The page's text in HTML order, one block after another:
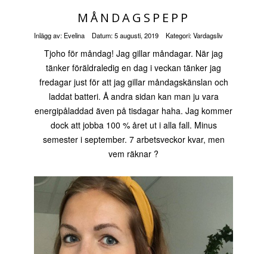
MÅNDAGSPEPP
Inlägg av: Evelina Datum:5 augusti, 2019 Kategori:Vardagsliv
Tjoho för måndag! Jag gillar måndagar. När jag
tänker föräldraledig en dag i veckan tänker jag
fredagar just för att jag gillar måndagskänslan och
laddat batteri. Å andra sidan kan man ju vara
energipåladdad även på tisdagar haha. Jag kommer
dock att jobba 100 % året ut i alla fall. Minus
semester i september. 7 arbetsveckor kvar, men
vem räknar ?